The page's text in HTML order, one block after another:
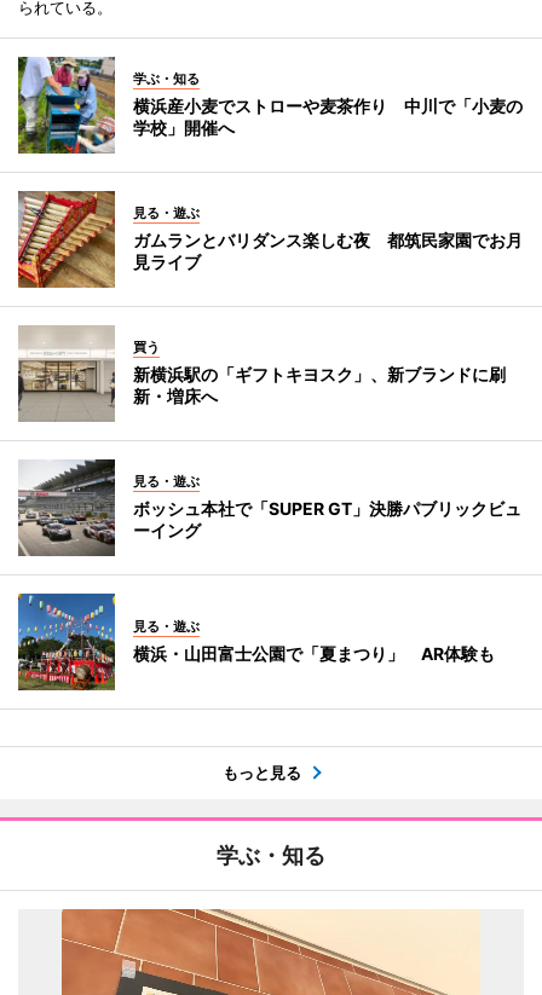
られている。
学ぶ・知る
横浜産小麦でストローや麦茶作り 中川で「小麦の
学校」開催へ
見る・遊ぶ
ガムランとバリダンス楽しむ夜 都筑民家園でお月
見ライブ
買う
新横浜駅の「ギフトキヨスク」、新ブランドに刷
新・増床へ
見る・遊ぶ
ボッシュ本社で「SUPER GT」決勝パブリックビュ
ーイング
見る・遊ぶ
横浜・山田富士公園で「夏まつり」 AR体験も
もっと見る
学ぶ・知る